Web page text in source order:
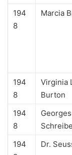
194
8
Marcia
194
8
Virginia
Burton
194
8
Georges
194
Dr.